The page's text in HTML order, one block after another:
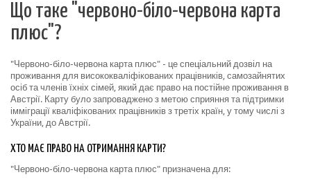
Що таке "червоно-біло-червона карта
плюс"?
"Червоно-біло-червона карта плюс" - це спеціальний дозвіл на
проживання для висококваліфікованих працівників, самозайнятих
осіб та членів їхніх сімей, який дає право на постійне проживання в
Австрії. Карту було запроваджено з метою сприяння та підтримки
імміграції кваліфікованих працівників з третіх країн, у тому числі з
України, до Австрії.
ХТО МАЄ ПРАВО НА ОТРИМАННЯ КАРТИ?
"Червоно-біло-червона карта плюс" призначена для: